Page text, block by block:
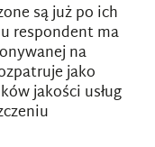
są już po ich
respondent ma
na
jako
jakości usług